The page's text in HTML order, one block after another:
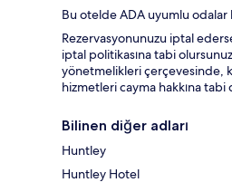
Bu otelde ADA uyumlu odalar
Rezervasyonunuzu iptal
iptal politikasına tabi
yönetmelikleri çerçevesinde,
hizmetleri cayma hakkına tabi
Bilinen diğer adları
Huntley
Huntley Hotel